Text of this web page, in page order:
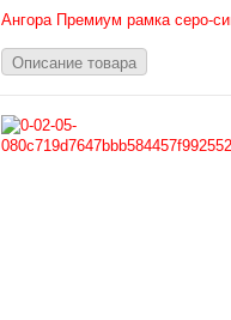
Ангора Премиум рамка серо-
Описание товара